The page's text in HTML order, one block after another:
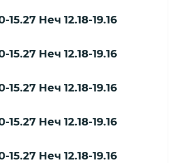
15.27 Неч 12.18-19.16
15.27 Неч 12.18-19.16
15.27 Неч 12.18-19.16
15.27 Неч 12.18-19.16
15.27 Неч 12.18-19.16